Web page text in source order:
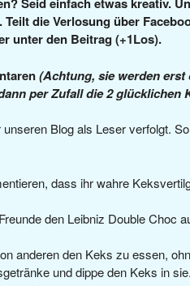
die Verlosung über
unter den Beitrag (+1Los).
(Achtung, sie werden
per Zufall die 2 glücklichen
Blog als Leser verfolgt.
dass ihr wahre
den Leibniz Double Choc
anderen den Keks zu essen,
und dippe den Keks in